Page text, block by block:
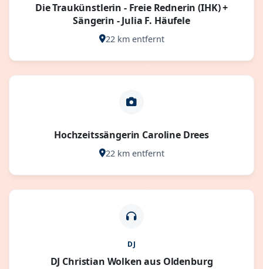
Die Traukünstlerin - Freie Rednerin (IHK) +
Sängerin - Julia F. Häufele
22 km entfernt
Hochzeitssängerin Caroline Drees
22 km entfernt
DJ
DJ Christian Wolken aus Oldenburg